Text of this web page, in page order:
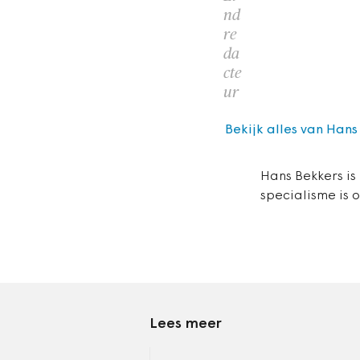
nd
re
da
cte
ur
Hans Bekkers
specialisme is
Bekijk alles van Hans
Lees meer